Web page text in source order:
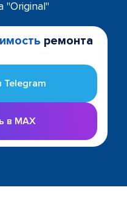
"Original"
ремонта
Telegram
в MAX